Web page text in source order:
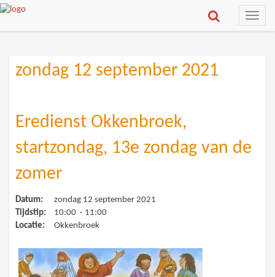
Toggle
zondag 12 september 2021
Eredienst Okkenbroek,
startzondag, 13e zondag van de
zomer
Datum:
zondag 12 september 2021
Tijdstip:
10:00 - 11:00
Locatie:
Okkenbroek